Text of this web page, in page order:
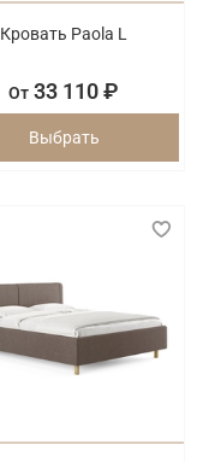
Кровать Paola L
От 33 110 ₽
Выбрать